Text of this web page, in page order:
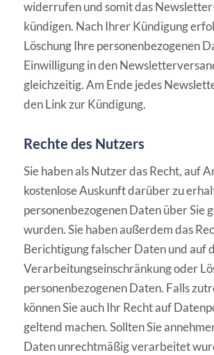
widerrufen und somit das
kündigen. Nach Ihrer Kündigung
Löschung Ihre personenbezogenen
Einwilligung in den
gleichzeitig. Am Ende jedes
den Link zur Kündigung.
Rechte des Nutzers
Sie haben als Nutzer das Recht, auf
kostenlose Auskunft darüber zu
personenbezogenen Daten über Sie
wurden. Sie haben außerdem das
Berichtigung falscher Daten und auf
Verarbeitungseinschränkung oder
personenbezogenen Daten. Falls
können Sie auch Ihr Recht auf
geltend machen. Sollten Sie
Daten unrechtmäßig verarbeitet